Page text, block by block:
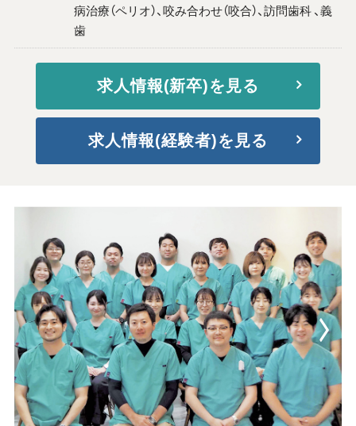
病治療（ペリオ）、咬み合わせ（咬合）、訪問歯科 、義
歯
求人情報(新卒)を見る
求人情報(経験者)を見る